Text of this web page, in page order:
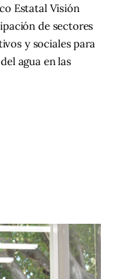
Estatal Visión
de sectores
y sociales para
agua en las